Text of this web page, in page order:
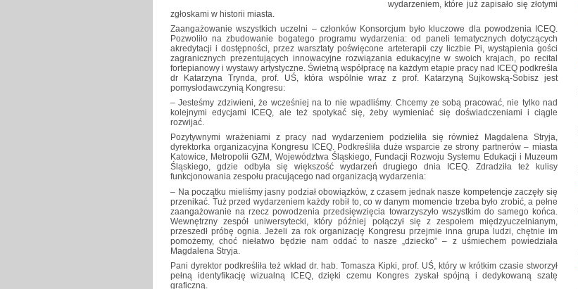
wydarzeniem, które już zapisało się złotymi
zgłoskami w historii miasta.
Zaangażowanie wszystkich uczelni – członków Konsorcjum było kluczowe dla powodzenia ICEQ.
Pozwoliło na zbudowanie bogatego programu wydarzenia: od paneli tematycznych dotyczących
akredytacji i dostępności, przez warsztaty poświęcone arteterapii czy liczbie Pi, wystąpienia gości
zagranicznych prezentujących innowacyjne rozwiązania edukacyjne w swoich krajach, po recital
fortepianowy i wystawy artystyczne. Świetną współpracę na każdym etapie pracy nad ICEQ podkreśla
dr Katarzyna Trynda, prof. UŚ, która wspólnie wraz z prof. Katarzyną Sujkowską-Sobisz jest
pomysłodawczynią Kongresu:
– Jesteśmy zdziwieni, że wcześniej na to nie wpadliśmy. Chcemy ze sobą pracować, nie tylko nad
kolejnymi edycjami ICEQ, ale też spotykać się, żeby wymieniać się doświadczeniami i ciągle
rozwijać.
Pozytywnymi wrażeniami z pracy nad wydarzeniem podzieliła się również Magdalena Stryja,
dyrektorka organizacyjna Kongresu ICEQ. Podkreśliła duże wsparcie ze strony partnerów – miasta
Katowice, Metropolii GZM, Województwa Śląskiego, Fundacji Rozwoju Systemu Edukacji i Muzeum
Śląskiego, gdzie odbyła się większość wydarzeń drugiego dnia ICEQ. Zdradziła też kulisy
funkcjonowania zespołu pracującego nad organizacją wydarzenia:
– Na początku mieliśmy jasny podział obowiązków, z czasem jednak nasze kompetencje zaczęły się
przenikać. Tuż przed wydarzeniem każdy robił to, co w danym momencie trzeba było zrobić, a pełne
zaangażowanie na rzecz powodzenia przedsięwzięcia towarzyszyło wszystkim do samego końca.
Wewnętrzny zespół uniwersytecki, który później połączył się z zespołem międzyuczelnianym,
przeszedł próbę ognia. Jeżeli za rok organizację Kongresu przejmie inna grupa ludzi, chętnie im
pomożemy, choć niełatwo będzie nam oddać to nasze „dziecko” – z uśmiechem powiedziała
Magdalena Stryja.
Pani dyrektor podkreśliła też wkład dr. hab. Tomasza Kipki, prof. UŚ, który w krótkim czasie stworzył
pełną identyfikację wizualną ICEQ, dzięki czemu Kongres zyskał spójną i dedykowaną szatę
graficzną.